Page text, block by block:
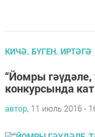
КИЧӘ. БҮГЕН. ИРТӘГӘ
“Йомры гәүдәле,
конкурсында
автор, 11 июль 2016 -